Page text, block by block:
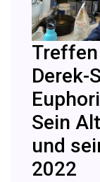
Derek-
Sein
und
2022